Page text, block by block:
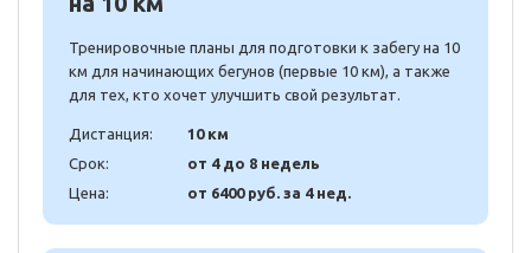
Тренировочные планы для подготовки к забегу на 10
км для начинающих бегунов (первые 10 км), а также
для тех, кто хочет улучшить свой результат.
Дистанция:
10 км
Срок:
от 4 до 8 недель
Цена:
от 6400 руб. за 4 нед.